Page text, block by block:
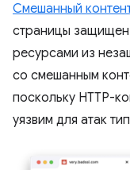
Смешанный
страницы
ресурсами из
со смешанным
поскольку HTTP-
уязвим для атак